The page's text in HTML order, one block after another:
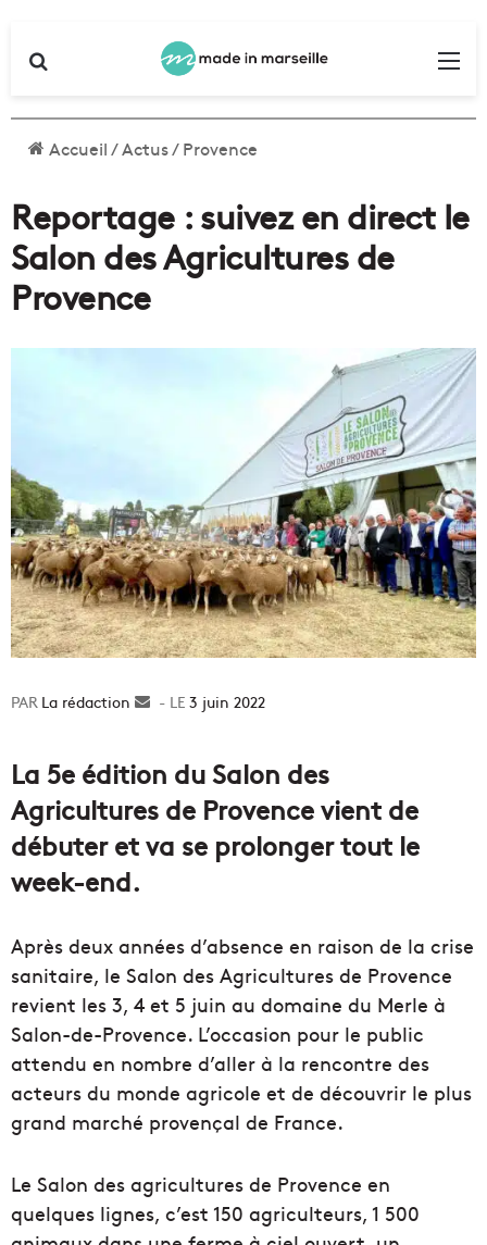
Accueil/Actus/Provence
Reportage : suivez en direct le
Salon des Agricultures de
Provence
La rédaction
Envoyer3 juin 2022
La 5e édition du Salon des
Agricultures de Provence vient de
débuter et va se prolonger tout le
week-end.
Après deux années d’absence en raison de la crise
sanitaire, le Salon des Agricultures de Provence
revient les 3, 4 et 5 juin au domaine du Merle à
Salon-de-Provence. L’occasion pour le public
attendu en nombre d’aller à la rencontre des
acteurs du monde agricole et de découvrir le plus
grand marché provençal de France.
Le Salon des agricultures de Provence en
quelques lignes, c’est 150 agriculteurs, 1 500